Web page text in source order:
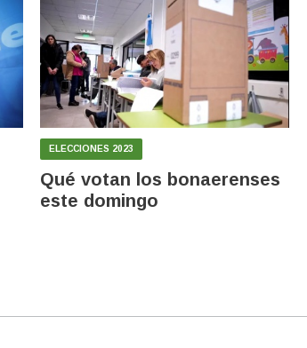
ELECCIONES 2023
Qué votan los bonaerenses
este domingo